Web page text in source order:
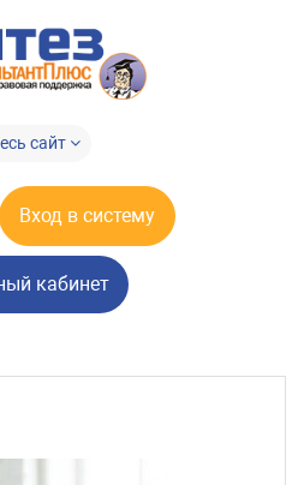
сайт
Вход в систему
кабинет